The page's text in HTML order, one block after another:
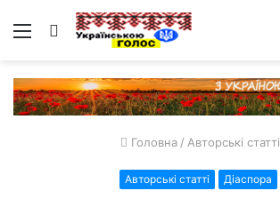
Меню Пошук
Головна / Авторські статті
Авторські статті Діаспора